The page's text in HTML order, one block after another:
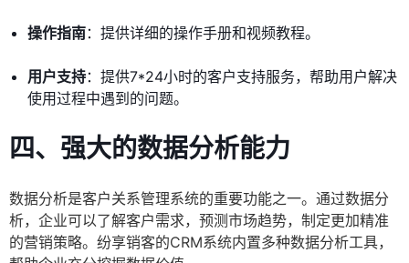
操作指南：提供详细的操作手册和视频教程。
用户支持：提供7*24小时的客户支持服务，帮助用户解决
使用过程中遇到的问题。
四、强大的数据分析能力
数据分析是客户关系管理系统的重要功能之一。通过数据分
析，企业可以了解客户需求，预测市场趋势，制定更加精准
的营销策略。纷享销客的CRM系统内置多种数据分析工具，